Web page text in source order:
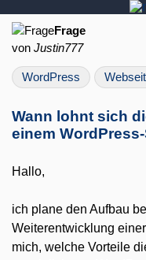
Frage
von Justin777
WordPress
Wann lohnt sich
einem
Hallo,
ich plane den Aufbau
Weiterentwicklung
mich, welche Vorteile